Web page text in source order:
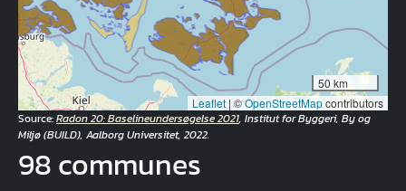
50 km
Leaflet | ©OpenStreetMapcontributors
Source:Radon 20: Baselineundersøgelse 2021, Institut for Byggeri, By og
Miljø (BUILD), Aalborg Universitet, 2022.
98 communes